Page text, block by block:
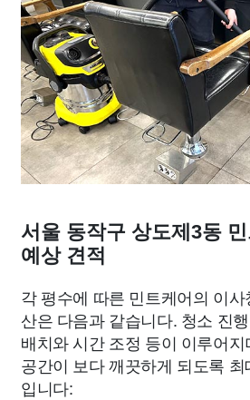
서울 동작구 상도제3동
예상 견적
각 평수에 따른 민트케어의 이
산은 다음과 같습니다. 청소 진
배치와 시간 조정 등이 이루어
공간이 보다 깨끗하게 되도록
입니다: